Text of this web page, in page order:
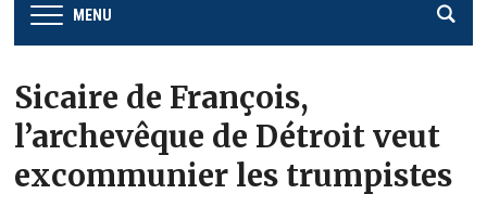
MENU
Sicaire de François,
l’archevêque de Détroit veut
excommunier les trumpistes